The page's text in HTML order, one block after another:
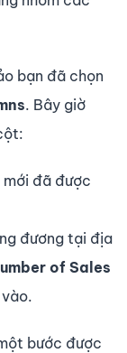
bạn đã chọn
. Bây giờ
đã được
đương tại địa
of Sales
bước được